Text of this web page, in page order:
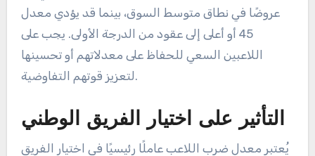
عروضًا في نطاق متوسط السوق، بينما قد يؤدي معدل
45 أو أعلى إلى عقود من الدرجة الأولى. يجب على
اللاعبين السعي للحفاظ على معدلاتهم أو تحسينها
لتعزيز قوتهم التفاوضية.
التأثير على اختيار الفريق الوطني
يُعتبر معدل ضرب اللاعب عاملًا رئيسيًا في اختيار الفريق